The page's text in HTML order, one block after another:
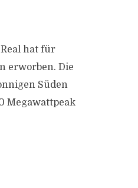
hat für
erworben. Die
Süden
Megawattpeak